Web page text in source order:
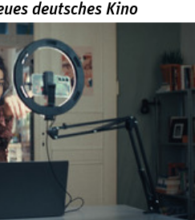
deutsches Kino